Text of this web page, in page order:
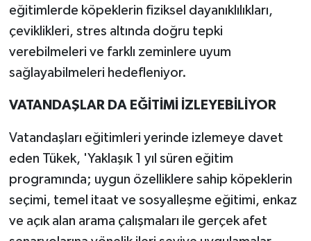
eğitimlerde köpeklerin fiziksel dayanıklılıkları,
çeviklikleri, stres altında doğru tepki
verebilmeleri ve farklı zeminlere uyum
sağlayabilmeleri hedefleniyor.
VATANDAŞLAR DA EĞİTİMİ İZLEYEBİLİYOR
Vatandaşları eğitimleri yerinde izlemeye davet
eden Tükek, 'Yaklaşık 1 yıl süren eğitim
programında; uygun özelliklere sahip köpeklerin
seçimi, temel itaat ve sosyalleşme eğitimi, enkaz
ve açık alan arama çalışmaları ile gerçek afet